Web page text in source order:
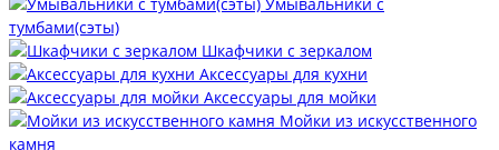
тумбами(сэты)
Шкафчики с зеркалом
Аксессуары для кухни
Аксессуары для мойки
Мойки из искусственного
камня